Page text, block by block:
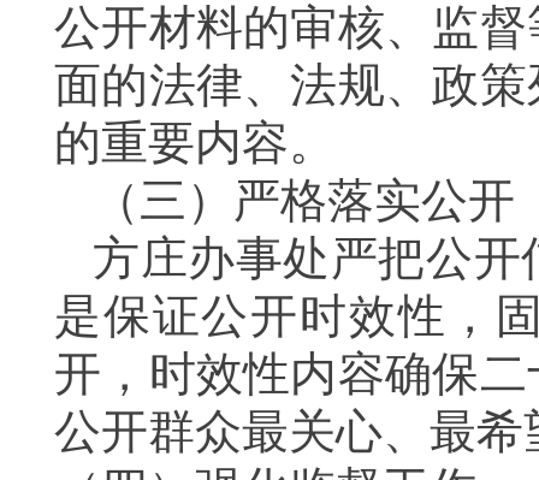
公开材料的审核、监
面的法律、法规、政
的重要内容。
（三）严格落实公开
方庄办事处严把公
是保证公开时效性，
开，时效性内容确保
公开群众最关心、最